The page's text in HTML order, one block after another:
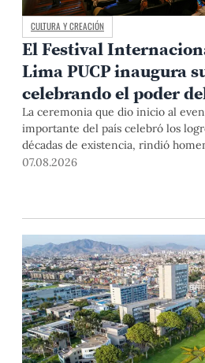
CULTURA Y CREACIÓN
El Festival
Lima PUCP inaugura
celebrando el poder
La ceremonia que dio inicio al
importante del país celebró los
décadas de existencia, rindió
Mariana Rondón y Marité Ugás, y
07.08.2026